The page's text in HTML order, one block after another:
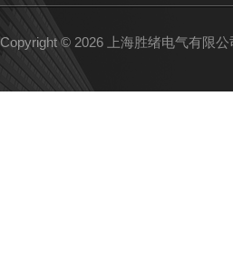
Copyright © 2026 上海胜绪电气有限